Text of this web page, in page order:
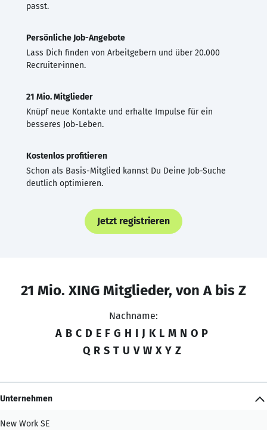
passt.
Persönliche Job-Angebote
Lass Dich finden von Arbeitgebern und über 20.000
Recruiter·innen.
21 Mio. Mitglieder
Knüpf neue Kontakte und erhalte Impulse für ein
besseres Job-Leben.
Kostenlos profitieren
Schon als Basis-Mitglied kannst Du Deine Job-Suche
deutlich optimieren.
Jetzt registrieren
21 Mio. XING Mitglieder, von A bis Z
Nachname:
A B C D E F G H I J K L M N O P
Q R S T U V W X Y Z
Unternehmen
New Work SE